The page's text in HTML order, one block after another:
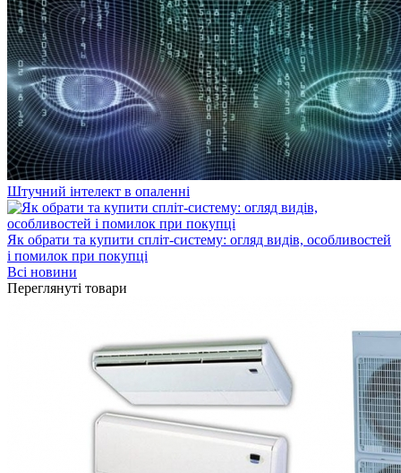
Штучний інтелект в опаленні
Як обрати та купити спліт-систему: огляд видів, особливостей
і помилок при покупці
Всі новини
Переглянуті товари